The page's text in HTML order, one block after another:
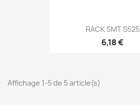
RACK SMT S525
6,18 €
Affichage 1-5 de 5 article(s)